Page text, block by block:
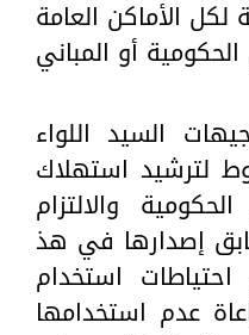
لكل الأماكن العامة
أو المباني
السيد اللواء
لترشيد استهلاك
والالتزام
إصدارها في هذ
استخدام
عدم استخدامها